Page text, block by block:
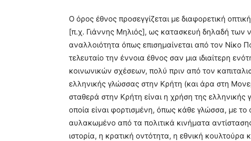
Ο όρος έθνος προσεγγίζεται με διαφορετική
[π.χ. Γιάννης Μηλιός], ως κατασκευή δηλαδή των
αναλλοιότητα όπως επισημαίνεται από τον Νίκο
τελευταίο την έννοια έθνος σαν μια ιδιαίτερη
κοινωνικών σχέσεων, πολύ πριν από τον
ελληνικής γλώσσας στην Κρήτη (και άρα στη
σταθερά στην Κρήτη είναι η χρήση της ελληνικής
οποία είναι φορτισμένη, όπως κάθε γλώσσα, με το
αυλακωμένο από τα πολιτικά κινήματα
ιστορία, η κρατική οντότητα, η εθνική κουλτούρα